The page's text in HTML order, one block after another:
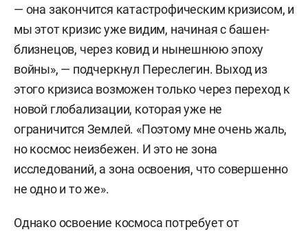
— она закончится катастрофическим кризисом, и
мы этот кризис уже видим, начиная с башен-
близнецов, через ковид и нынешнюю эпоху
войны», — подчеркнул Переслегин. Выход из
этого кризиса возможен только через переход к
новой глобализации, которая уже не
ограничится Землей. «Поэтому мне очень жаль,
но космос неизбежен. И это не зона
исследований, а зона освоения, что совершенно
не одно и то же».
Однако освоение космоса потребует от